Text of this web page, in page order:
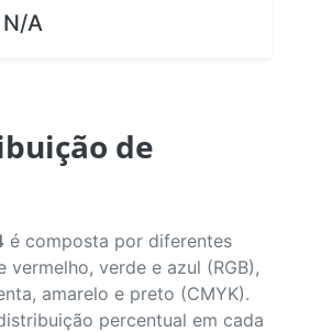
A
de
é composta por diferentes
vermelho, verde e azul (RGB),
amarelo e preto (CMYK).
percentual em cada